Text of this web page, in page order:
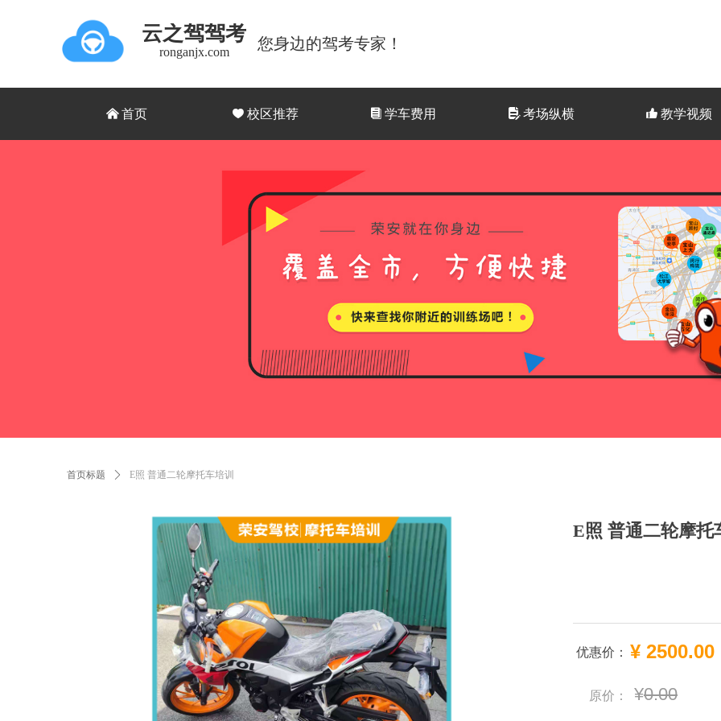
您身边的驾考专家！
云之驾驾考
ronganjx.com
낀 首页 끢 校区推荐 뀴 学车费用 넖考场纵横 뀗 教学视频
首页标题 ꄲ E照 普通二轮摩托车培训
E照 普通二轮摩托
优惠价： ¥ 2500.00
原价： ¥0.00